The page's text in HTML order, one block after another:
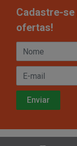
Cadastre-
ofertas!